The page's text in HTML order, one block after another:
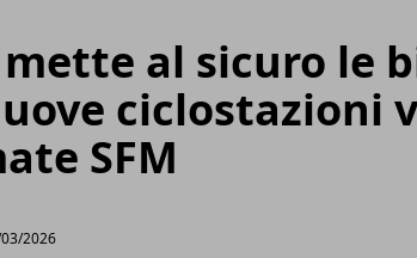
al sicuro le
ciclostazioni
SFM
2026